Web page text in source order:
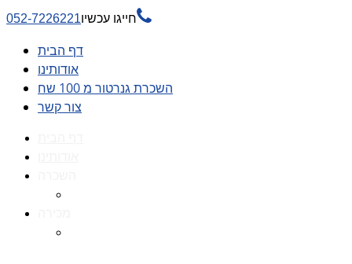
חייגו עכשיו052-7226221 
דף הבית
אודותינו
השכרת גנרטור מ 100 שח
צור קשר